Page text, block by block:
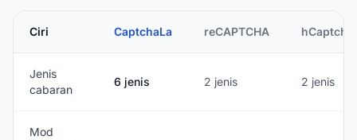
Ciri CaptchaLa reCAPTCHA hCaptcha
Jenis
cabaran
6 jenis 2 jenis 2 jenis
Mod